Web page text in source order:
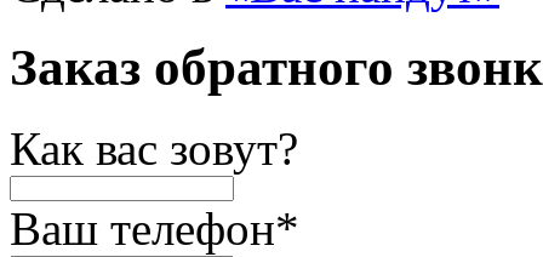
Заказ обратного
Как вас зовут?
Ваш телефон*